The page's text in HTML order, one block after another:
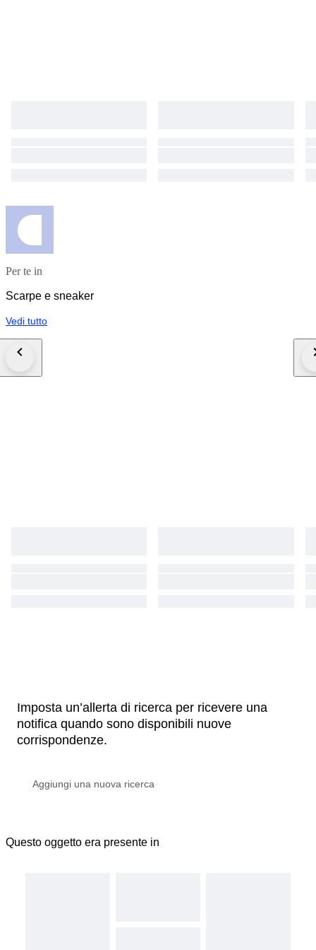
Per te in
Scarpe e sneaker
Vedi tutto
Imposta un’allerta di ricerca per ricevere una
notifica quando sono disponibili nuove
corrispondenze.
Questo oggetto era presente in